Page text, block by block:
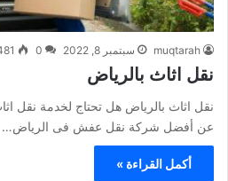
muqtarah سبتمبر 8, 2022 0
نقل اثاث بالرياض
نقل اثاث بالرياض هل تحتاج لخدمة نقل
عن أفضل شركة نقل عفش فى الرياض…
أكمل القراءة »